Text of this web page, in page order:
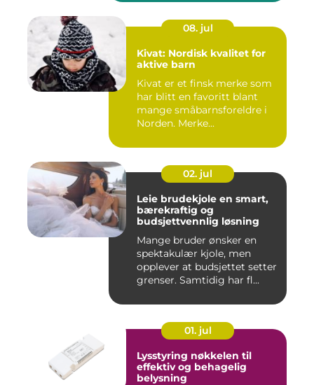
08. jul
Kivat: Nordisk kvalitet for
aktive barn
Kivat er et finsk merke som
har blitt en favoritt blant
mange småbarnsforeldre i
Norden. Merke...
02. jul
Leie brudekjole en smart,
bærekraftig og
budsjettvennlig løsning
Mange bruder ønsker en
spektakulær kjole, men
opplever at budsjettet setter
grenser. Samtidig har fl...
01. jul
Lysstyring nøkkelen til
effektiv og behagelig
belysning